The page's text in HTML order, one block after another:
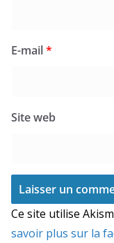
E-mail*
Site web
Ce site utilise
savoir plus sur la